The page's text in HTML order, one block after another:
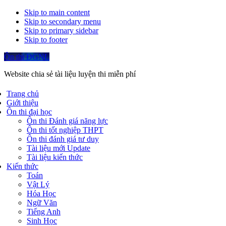
Skip to main content
Skip to secondary menu
Skip to primary sidebar
Skip to footer
Ôn thi ĐGNL
Website chia sẻ tài liệu luyện thi miễn phí
Trang chủ
Giới thiệu
Ôn thi đại học
Ôn thi Đánh giá năng lực
Ôn thi tốt nghiệp THPT
Ôn thi đánh giá tư duy
Tài liệu mới Update
Tài liệu kiến thức
Kiến thức
Toán
Vật Lý
Hóa Học
Ngữ Văn
Tiếng Anh
Sinh Học